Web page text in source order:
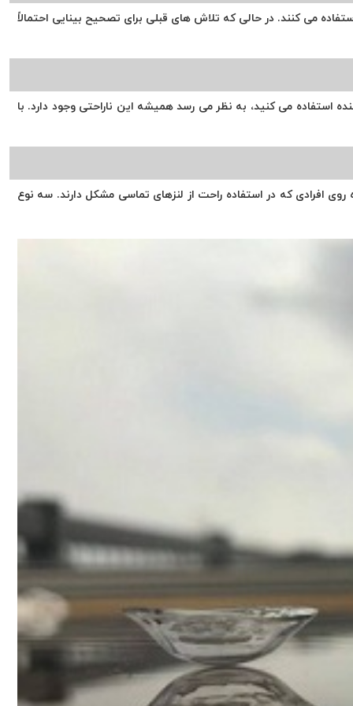
می کنند. در حالی که تلاش های قبلی برای تصحیح بینایی احتمالاً
استفاده می کنید، به نظر می رسد همیشه این ناراحتی وجود دارد. با
روی افرادی که در استفاده راحت از لنزهای تماسی مشکل دارند. سه نوع